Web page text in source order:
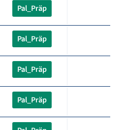
Pal_Präp
Pal_Präp
Pal_Präp
Pal_Präp